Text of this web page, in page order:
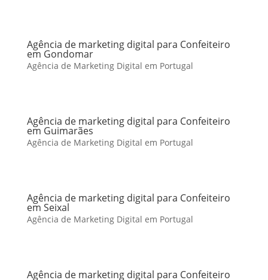
Agência de marketing digital para Confeiteiro
em Gondomar
Agência de Marketing Digital em Portugal
Agência de marketing digital para Confeiteiro
em Guimarães
Agência de Marketing Digital em Portugal
Agência de marketing digital para Confeiteiro
em Seixal
Agência de Marketing Digital em Portugal
Agência de marketing digital para Confeiteiro